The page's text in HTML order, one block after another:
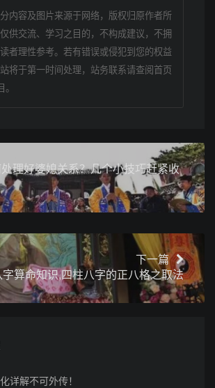
内容及图片来源于网络，版权归原作者所
供交流、学习之目的，不构成建议，不拥
者理性参考。若有错误或侵犯到您的权益
将于第一时间处理，站务联系请查阅首页
理好婆媳关系？几个小技巧赶紧收
下一篇
算命知识,四柱八字的正八格之取法
详解不可外传！